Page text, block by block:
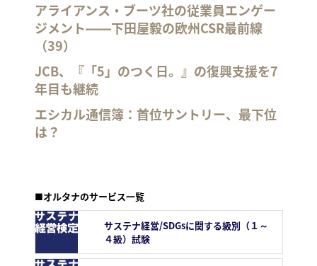
アライアンス・ブーツ社の従業員エンゲー
ジメント――下田屋毅の欧州CSR最前線
（39）
JCB、『「5」のつく日。』の復興支援を7
年目も継続
エシカル通信簿：首位サントリー、最下位
は？
■オルタナのサービス一覧
サステナ経営/SDGsに関する級別（１～
４級）試験